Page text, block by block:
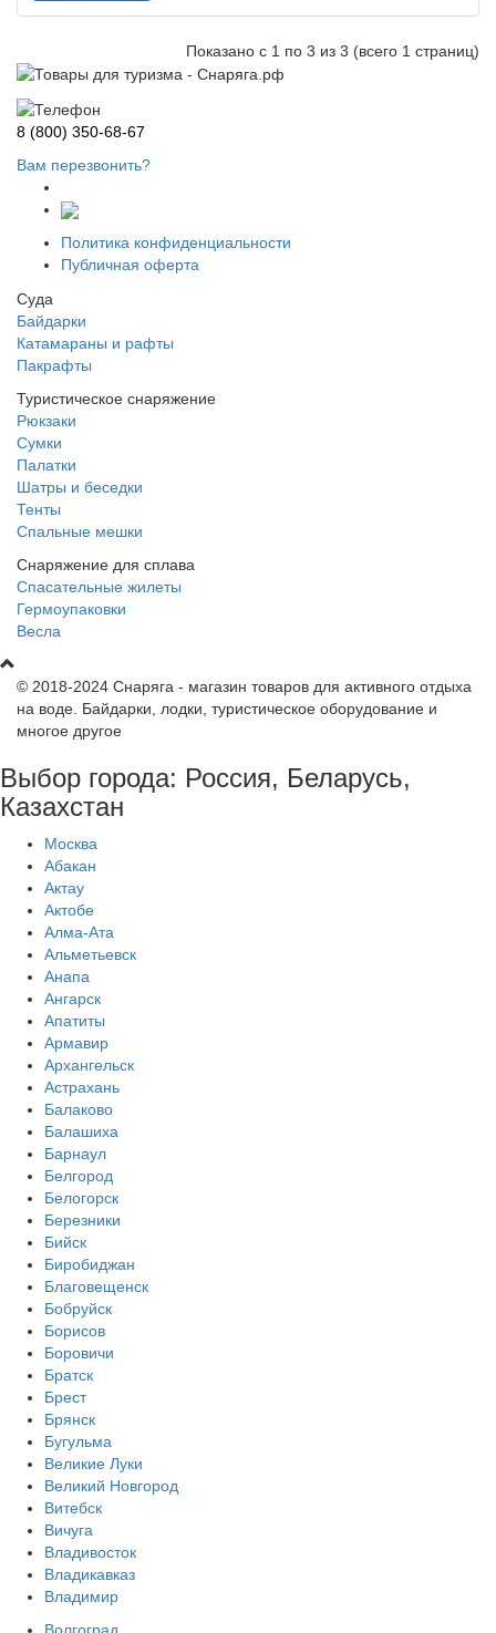
Показано с 1 по 3 из 3 (всего 1 страниц)
8 (800) 350-68-67
Вам перезвонить?
Политика конфиденциальности
Публичная оферта
Суда
Байдарки
Катамараны и рафты
Пакрафты
Туристическое снаряжение
Рюкзаки
Сумки
Палатки
Шатры и беседки
Тенты
Спальные мешки
Снаряжение для сплава
Спасательные жилеты
Гермоупаковки
Весла
© 2018-2024 Снаряга - магазин товаров для активного отдыха
на воде. Байдарки, лодки, туристическое оборудование и
многое другое
Выбор города: Россия, Беларусь,
Казахстан
Москва
Абакан
Актау
Актобе
Алма-Ата
Альметьевск
Анапа
Ангарск
Апатиты
Армавир
Архангельск
Астрахань
Балаково
Балашиха
Барнаул
Белгород
Белогорск
Березники
Бийск
Биробиджан
Благовещенск
Бобруйск
Борисов
Боровичи
Братск
Брест
Брянск
Бугульма
Великие Луки
Великий Новгород
Витебск
Вичуга
Владивосток
Владикавказ
Владимир
Волгоград